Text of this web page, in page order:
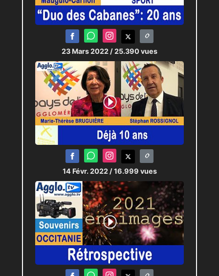
23 Mars 2022 / 25.390 vues
14 Févr. 2022 / 16.999 vues